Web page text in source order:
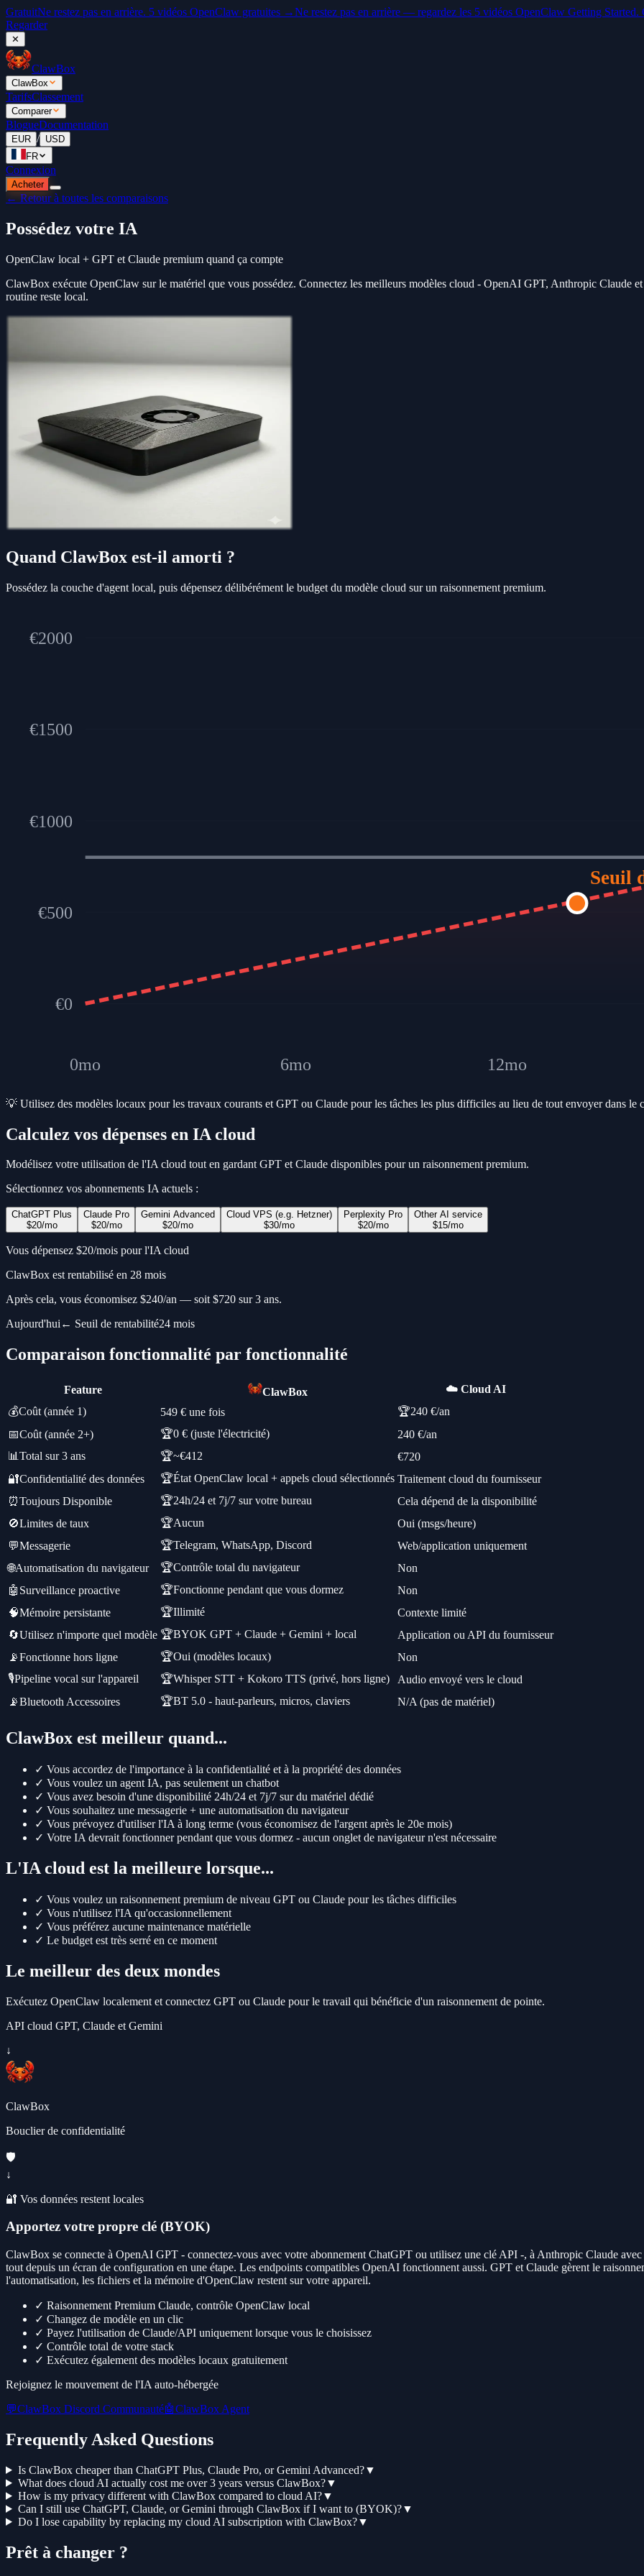
GratuitNe restez pas en arrière. 5 vidéos OpenClaw gratuites →Ne restez pas en arrière — regardez les 5 vidéos OpenClaw Getting Started.
Regarder
✕
ClawBox
ClawBox
TarifsClassement
Comparer
BlogueDocumentation
EUR / USD
FR
Connexion
Acheter
← Retour à toutes les comparaisons
Possédez votre IA
OpenClaw local + GPT et Claude premium quand ça compte
ClawBox exécute OpenClaw sur le matériel que vous possédez. Connectez les meilleurs modèles cloud - OpenAI GPT, Anthropic Claude
routine reste local.
Quand ClawBox est-il amorti ?
Possédez la couche d'agent local, puis dépensez délibérément le budget du modèle cloud sur un raisonnement premium.
€0
€500
€1000
€1500
€2000
0mo 6mo 12mo
Seuil
💡 Utilisez des modèles locaux pour les travaux courants et GPT ou Claude pour les tâches les plus difficiles au lieu de tout envoyer dans le
Calculez vos dépenses en IA cloud
Modélisez votre utilisation de l'IA cloud tout en gardant GPT et Claude disponibles pour un raisonnement premium.
Sélectionnez vos abonnements IA actuels :
ChatGPT Plus
$20/mo
Claude Pro
$20/mo
Gemini Advanced
$20/mo
Cloud VPS (e.g. Hetzner)
$30/mo
Perplexity Pro
$20/mo
Other AI service
$15/mo
Vous dépensez $20/mois pour l'IA cloud
ClawBox est rentabilisé en 28 mois
Après cela, vous économisez $240/an — soit$720 sur 3 ans.
Aujourd'hui← Seuil de rentabilité24 mois
Comparaison fonctionnalité par fonctionnalité
Feature ClawBox
☁️ Cloud AI
💰Coût (année 1) 549 € une fois 🏆240 €/an
📅Coût (année 2+) 🏆0 € (juste l'électricité)
240 €/an
📊 Total sur 3 ans 🏆~€412
€720
🔐Confidentialité des données 🏆État OpenClaw local + appels cloud sélectionnés Traitement cloud du fournisseur
⏰Toujours Disponible 🏆24h/24 et 7j/7 sur votre bureau
Cela dépend de la disponibilité
🚫Limites de taux 🏆Aucun
Oui (msgs/heure)
💬Messagerie 🏆Telegram, WhatsApp, Discord
Web/application uniquement
🌐Automatisation du navigateur 🏆Contrôle total du navigateur
Non
🤖 Surveillance proactive 🏆Fonctionne pendant que vous dormez
Non
🧠Mémoire persistante 🏆Illimité
Contexte limité
🔄Utilisez n'importe quel modèle 🏆BYOK GPT + Claude + Gemini + local
Application ou API du fournisseur
📡Fonctionne hors ligne 🏆Oui (modèles locaux)
Non
🎙️Pipeline vocal sur l'appareil 🏆Whisper STT + Kokoro TTS (privé, hors ligne)
Audio envoyé vers le cloud
📡Bluetooth Accessoires 🏆BT 5.0 - haut-parleurs, micros, claviers N/A (pas de matériel)
ClawBox est meilleur quand...
✓ Vous accordez de l'importance à la confidentialité et à la propriété des données
✓ Vous voulez un agent IA, pas seulement un chatbot
✓ Vous avez besoin d'une disponibilité 24h/24 et 7j/7 sur du matériel dédié
✓ Vous souhaitez une messagerie + une automatisation du navigateur
✓ Vous prévoyez d'utiliser l'IA à long terme (vous économisez de l'argent après le 20e mois)
✓ Votre IA devrait fonctionner pendant que vous dormez - aucun onglet de navigateur n'est nécessaire
L'IA cloud est la meilleure lorsque...
✓ Vous voulez un raisonnement premium de niveau GPT ou Claude pour les tâches difficiles
✓ Vous n'utilisez l'IA qu'occasionnellement
✓ Vous préférez aucune maintenance matérielle
✓ Le budget est très serré en ce moment
Le meilleur des deux mondes
Exécutez OpenClaw localement et connectez GPT ou Claude pour le travail qui bénéficie d'un raisonnement de pointe.
API cloud GPT, Claude et Gemini
↓
ClawBox
Bouclier de confidentialité
🛡️
↓
🔐 Vos données restent locales
Apportez votre propre clé (BYOK)
ClawBox se connecte à OpenAI GPT - connectez-vous avec votre abonnement ChatGPT ou utilisez une clé API -, à Anthropic Claude
tout depuis un écran de configuration en une étape. Les endpoints compatibles OpenAI fonctionnent aussi. GPT et Claude gèrent le
l'automatisation, les fichiers et la mémoire d'OpenClaw restent sur votre appareil.
✓ Raisonnement Premium Claude, contrôle OpenClaw local
✓ Changez de modèle en un clic
✓ Payez l'utilisation de Claude/API uniquement lorsque vous le choisissez
✓ Contrôle total de votre stack
✓ Exécutez également des modèles locaux gratuitement
Rejoignez le mouvement de l'IA auto-hébergée
💬ClawBox Discord Communauté🤖ClawBox Agent
Frequently Asked Questions
Is ClawBox cheaper than ChatGPT Plus, Claude Pro, or Gemini Advanced?▼
What does cloud AI actually cost me over 3 years versus ClawBox?▼
How is my privacy different with ClawBox compared to cloud AI?▼
Can I still use ChatGPT, Claude, or Gemini through ClawBox if I want to (BYOK)?▼
Do I lose capability by replacing my cloud AI subscription with ClawBox?▼
Prêt à changer ?